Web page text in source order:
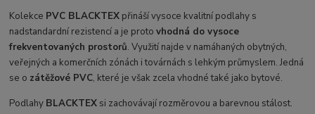
Kolekce PVC BLACKTEX přináší vysoce kvalitní podlahy s
nadstandardní rezistencí a je protovhodná do vysoce
frekventovaných prostorů. Využití najde v namáhaných obytných,
veřejných a komerčních zónách i továrnách s lehkým průmyslem. Jedná
se o zátěžové PVC, které je však zcela vhodné také jako bytové.
Podlahy BLACKTEX si zachovávají rozměrovou a barevnou stálost.